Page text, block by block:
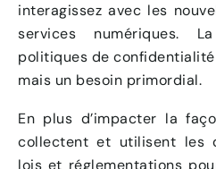
interagissez avec les
services numériques.
politiques de confidentialité
mais un besoin primordial.
En plus d’impacter la
collectent et utilisent les
lois et réglementations